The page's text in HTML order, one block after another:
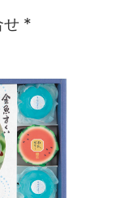
せ *